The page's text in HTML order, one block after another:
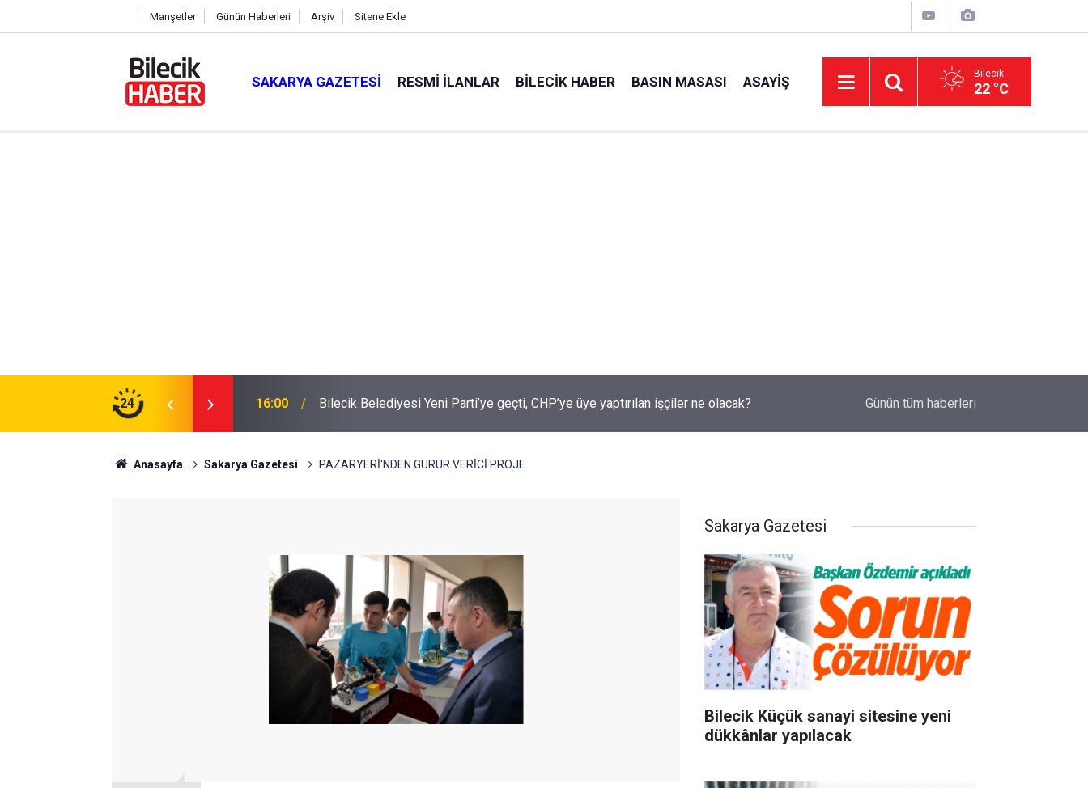
Manşetler Günün Haberleri Arşiv Sitene Ekle
SAKARYA GAZETESI RESMI İLANLAR BILECIK HABER BASIN MASASI ASAYIŞ Bilecik
22 °C
24 16:00 Bilecik Belediyesi Yeni Parti’ye geçti, CHP’ye üye yaptırılan işçiler ne olacak? Bilecik’te tarım arazilerinin 3’te 1’i boş
Günün tüm haberleri
Anasayfa Sakarya Gazetesi PAZARYERİ'NDEN GURUR VERİCİ PROJE
Sakarya Gazetesi
Bilecik Küçük sanayi sitesine yeni
dükkânlar yapılacak